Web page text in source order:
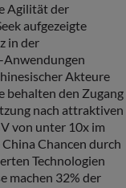
Agilität der
aufgezeigte
in der
Akteure
behalten den Zugang
nach attraktiven
von unter 10x im
Chancen durch
Technologien
machen 32% der